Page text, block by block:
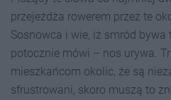
przejeżdża rowerem przez te
Sosnowca i wie, iż smród bywa
potocznie mówi – nos urywa.
mieszkańcom okolic, że są
sfrustrowani, skoro muszą to